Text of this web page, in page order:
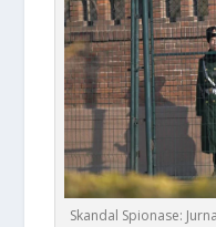
Skandal Spionase: